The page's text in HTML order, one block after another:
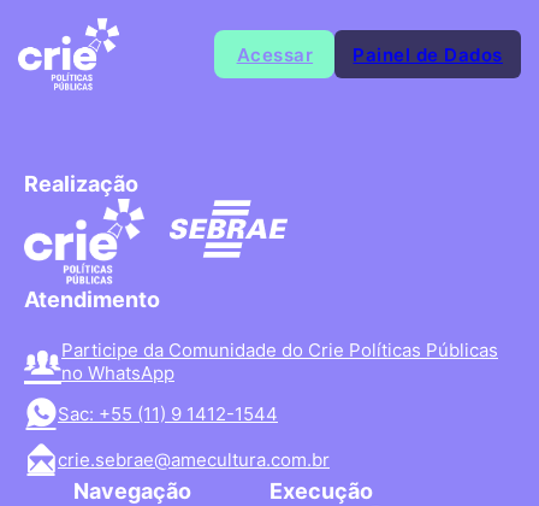
Acessar Painel de Dados
Realização
Atendimento
Participe da Comunidade do Crie Políticas Públicas
no WhatsApp
Sac: +55 (11) 9 1412-1544
crie.sebrae@amecultura.com.br
Navegação Execução